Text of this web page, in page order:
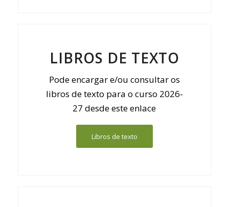
LIBROS DE TEXTO
Pode encargar e/ou consultar os
libros de texto para o curso 2026-
27 desde este enlace
Libros de texto